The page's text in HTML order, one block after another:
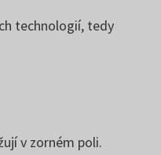
technologií, tedy
v zorném poli.